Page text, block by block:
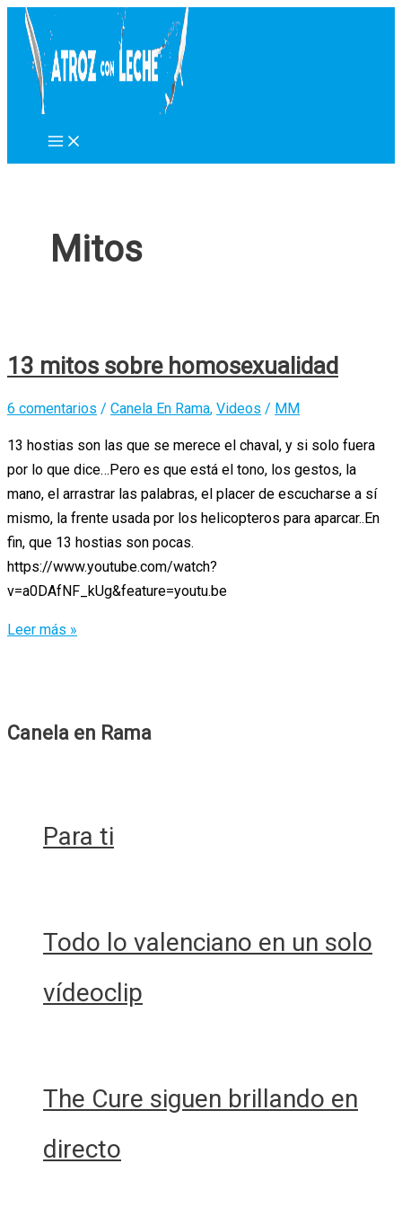
contenido
Mitos
13 mitos sobre homosexualidad
6 comentarios / Canela En Rama, Videos / MM
13 hostias son las que se merece el chaval, y si solo fuera
por lo que dice…Pero es que está el tono, los gestos, la
mano, el arrastrar las palabras, el placer de escucharse a sí
mismo, la frente usada por los helicopteros para aparcar..En
fin, que 13 hostias son pocas.
https://www.youtube.com/watch?
v=a0DAfNF_kUg&feature=youtu.be
13
Leer más »
Canela en Rama
Para ti
Todo lo valenciano en un solo
vídeoclip
The Cure siguen brillando en
directo